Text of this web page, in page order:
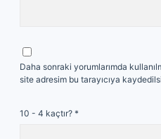
Daha sonraki yorumlarımda
site adresim bu tarayıcıya
10 - 4 kaçtır? *